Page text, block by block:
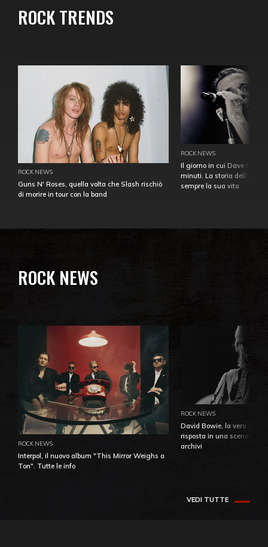
ROCK TRENDS
ROCK NEWS
Guns N' Roses, quella volta che Slash rischiò
di morire in tour con la band
ROCK NEWS
Il giorno in cui Dave
minuti. La storia
sempre la sua vita
ROCK NEWS
ROCK NEWS
Interpol, il nuovo album "This Mirror Weighs a
Ton". Tutte le info
ROCK NEWS
David Bowie, la vera
risposta in una
archivi
VEDI TUTTE